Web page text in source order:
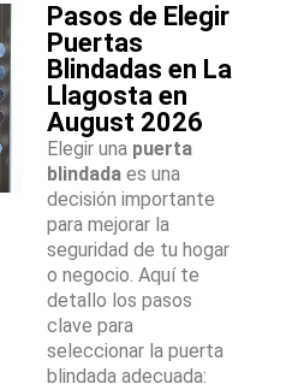
Pasos de Elegir
Puertas
Blindadas en La
Llagosta en
August 2026
Elegir una puerta
blindada es una
decisión importante
para mejorar la
seguridad de tu hogar
o negocio. Aquí te
detallo los pasos
clave para
seleccionar la puerta
blindada adecuada: